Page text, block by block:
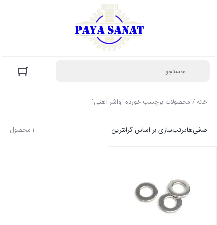
خانه/ محصولات برچسب خورده “واشر آهنی”
1 محصول صافی‌هامرتب‌سازی بر اساس گرانترین